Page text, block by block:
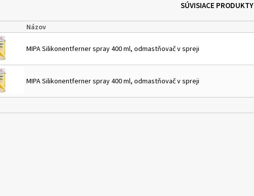
SÚVISIACE PRODUKTY
Názov
MIPA Silikonentferner spray 400 ml, odmastňovač v spreji
MIPA Silikonentferner spray 400 ml, odmastňovač v spreji